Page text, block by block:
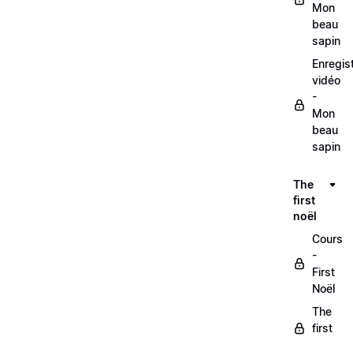
Mon
beau
sapin
vidéo
-
Mon
beau
sapin
The
first
noël
Cours
-
First
Noël
The
first